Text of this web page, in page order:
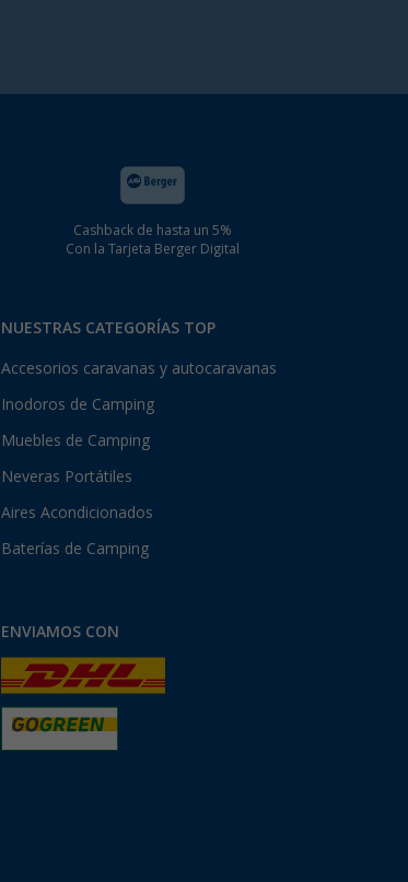
Cashback de hasta un 5%
Con la Tarjeta Berger Digital
NUESTRAS CATEGORÍAS TOP
Accesorios caravanas y autocaravanas
Inodoros de Camping
Muebles de Camping
Neveras Portátiles
Aires Acondicionados
Baterías de Camping
ENVIAMOS CON